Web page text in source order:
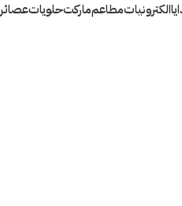
الكترونياتمطاعمماركتحلوياتعصائر